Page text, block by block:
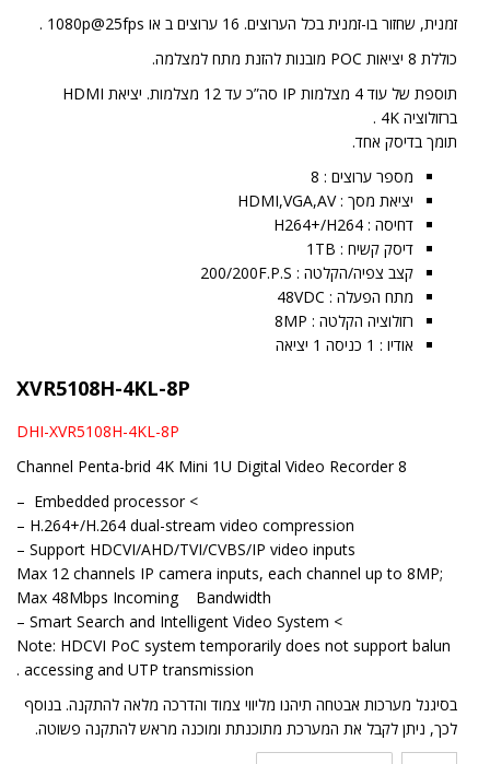
זמנית, שחזור בו-זמנית בכל הערוצים. 16 ערוצים ב או 1080p@25fps .
כוללת 8 יציאות POC מובנות להזנת מתח למצלמה.
תוספת של עוד 4 מצלמות IP סה”כ עד 12 מצלמות. יציאת HDMI
ברזולוציה 4K .
תומך בדיסק אחד.
מספר ערוצים : 8
יציאת מסך : HDMI,VGA,AV
דחיסה : H264+/H264
דיסק קשיח : 1TB
קצב צפיה/הקלטה : 200/200F.P.S
מתח הפעלה : 48VDC
רזולוציה הקלטה : 8MP
אודיו : 1 כניסה 1 יציאה
XVR5108H-4KL-8P
DHI-XVR5108H-4KL-8P
8 Channel Penta-brid 4K Mini 1U Digital Video Recorder
> Embedded processor –
H.264+/H.264 dual-stream video compression –
Support HDCVI/AHD/TVI/CVBS/IP video inputs –
Max 12 channels IP camera inputs, each channel up to 8MP;
Max 48Mbps Incoming Bandwidth
> Smart Search and Intelligent Video System –
Note: HDCVI PoC system temporarily does not support balun
accessing and UTP transmission .
בסיגנל מערכות אבטחה תיהנו מליווי צמוד והדרכה מלאה להתקנה. בנוסף
לכך, ניתן לקבל את המערכת מתוכנתת ומוכנה מראש להתקנה פשוטה.